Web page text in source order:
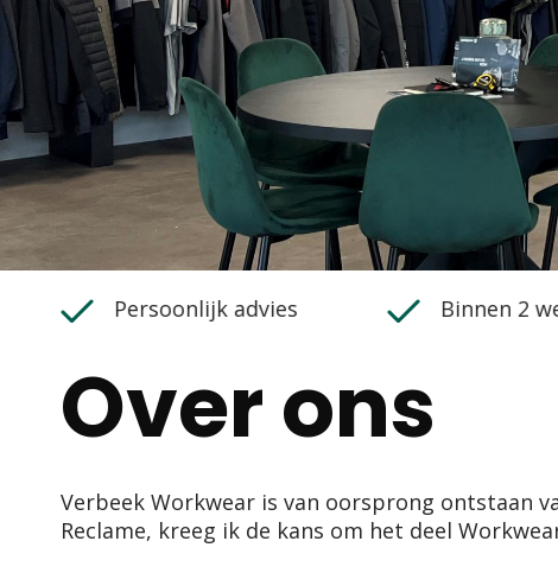
Persoonlijk advies Binnen 2
Over ons
Verbeek Workwear is van oorsprong ontstaan
Reclame, kreeg ik de kans om het deel